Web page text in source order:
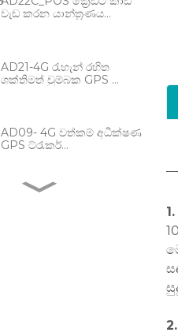
වැඩ කරන යාන්ත්‍රණය...
AD21-4G රැහැන් රහිත
ශක්තිමත් චුම්බක GPS ...
AD09- 4G වත්කම් අධීක්ෂණ
GPS ට්රැකර්...